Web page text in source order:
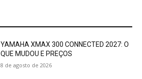
YAMAHA XMAX 300 CONNECTED 2027: O
QUE MUDOU E PREÇOS
8 de agosto de 2026